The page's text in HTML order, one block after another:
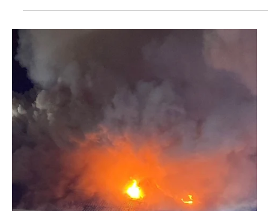
KAPO SO
Erlinsbach: Kollision zwischen Auto und Roller –